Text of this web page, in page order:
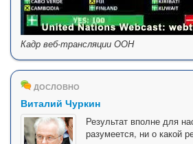
Кадр веб-трансляции ООН
ДОСЛОВНО
Виталий Чуркин
Результат вполне для
разумеется, ни о какой